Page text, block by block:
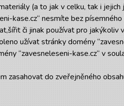
(a to jak v celku, tak i
kase.cz“ nesmíte bez
či jinak používat pro jakýkoliv
užívat stránky domény
“zavesneleseni-kase.cz“ v
zasahovat do zveřejněného